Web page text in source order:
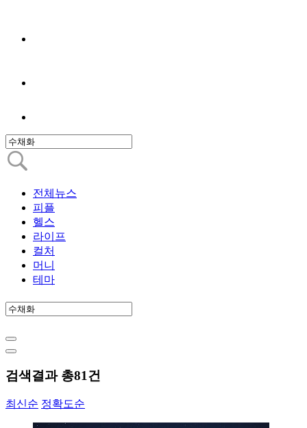
전체뉴스
피플
헬스
라이프
컬처
머니
테마
검색결과 총81건
최신순 정확도순